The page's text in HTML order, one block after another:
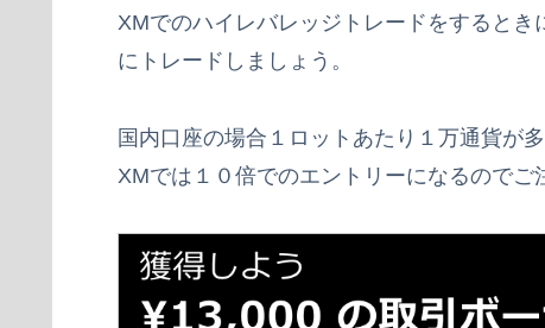
XMでのハイレバレッジトレードをすると
にトレードしましょう。
国内口座の場合１ロットあたり１万通貨が
XMでは１０倍でのエントリーになるのでご